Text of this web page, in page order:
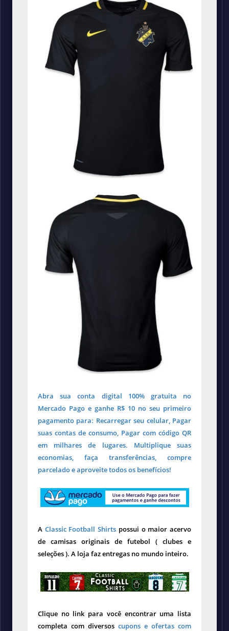
Abra sua conta digital 100% gratuita no
Mercado Pago e ganhe R$ 10 no seu primeiro
pagamento para: Recarregar seu celular, Pagar
suas contas de consumo, Pagar com código QR
em milhares de lugares. Multiplique suas
economias, faça transferências, compre
parcelado e aproveite todos os benefícios!
A Classic Football Shirts possui o maior acervo
de camisas originais de futebol ( clubes e
seleções ). A loja faz entregas no mundo inteiro.
Clique no link para você encontrar uma lista
completa com diversos cupons e ofertas com